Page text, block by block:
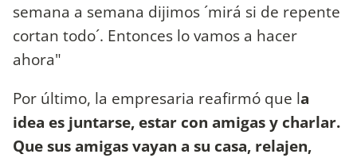
semana a semana dijimos ´mirá si de repente
cortan todo´. Entonces lo vamos a hacer
ahora"
Por último, la empresaria reafirmó que la
idea es juntarse, estar con amigas y charlar.
Que sus amigas vayan a su casa, relajen,